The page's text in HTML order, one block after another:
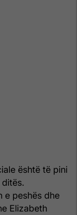
është të pini
e peshës dhe
Elizabeth